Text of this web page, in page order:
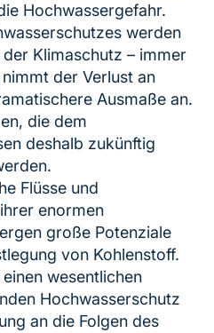
Hochwassergefahr.
werden
Klimaschutz – immer
der Verlust an
Ausmaße an.
die dem
deshalb zukünftig
Flüsse und
enormen
große Potenziale
von Kohlenstoff.
wesentlichen
Hochwasserschutz
an die Folgen des